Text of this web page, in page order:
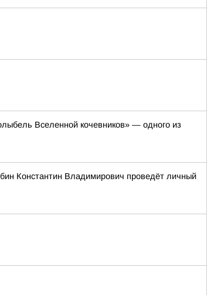
Вселенной кочевников» — одного из
Константин Владимирович проведёт личный